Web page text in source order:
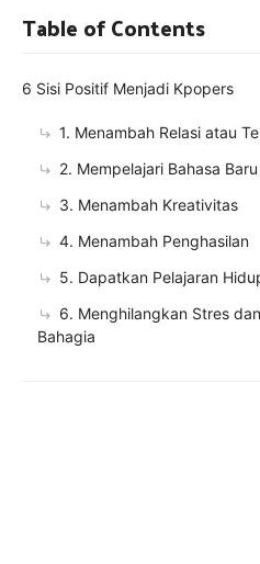
Table of Contents
6 Sisi Positif Menjadi Kpopers
1. Menambah Relasi atau
2. Mempelajari Bahasa Baru
3. Menambah Kreativitas
4. Menambah Penghasilan
5. Dapatkan Pelajaran
6. Menghilangkan Stres
Bahagia